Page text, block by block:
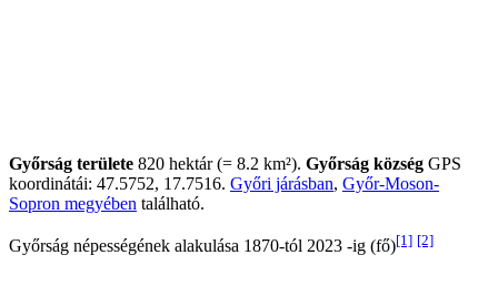
Győrság területe 820 hektár (= 8.2 km²). Győrság község GPS
koordinátái: 47.5752, 17.7516. Győri járásban, Győr-Moson-
Sopron megyében található.
Győrság népességének alakulása 1870-tól 2023 -ig (fő)[1] [2]